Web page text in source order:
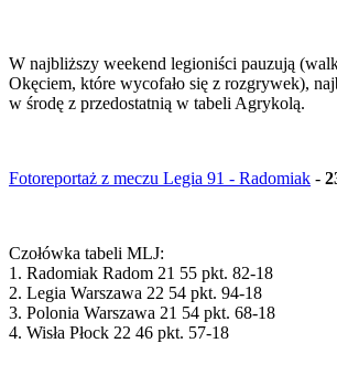
W najbliższy weekend legioniści pauzują
Okęciem, które wycofało się z rozgrywek),
w środę z przedostatnią w tabeli Agrykolą.
Fotoreportaż z meczu Legia 91 - Radomiak -
Czołówka tabeli MLJ:
1. Radomiak Radom 21 55 pkt. 82-18
2. Legia Warszawa 22 54 pkt. 94-18
3. Polonia Warszawa 21 54 pkt. 68-18
4. Wisła Płock 22 46 pkt. 57-18